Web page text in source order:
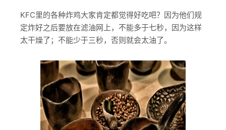
KFC里的各种炸鸡大家肯定都觉得好吃吧？因为他们规
定炸好之后要放在滤油网上，不能多于七秒，因为这样
太干燥了；不能少于三秒，否则就会太油了。